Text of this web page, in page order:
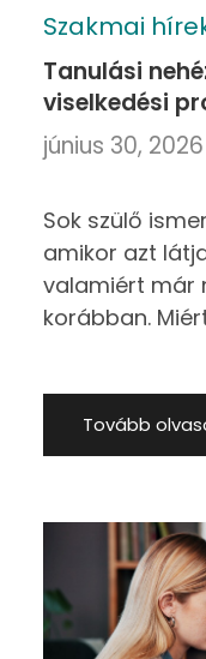
Szakmai
Tanulási
viselkedési
gyermek és
június 30, 2026
Sok szülő
amikor azt
valamiért már
korábban.
szorongó?
Tovább